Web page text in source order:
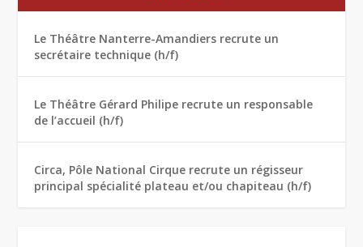
Le Théâtre Nanterre-Amandiers recrute un
secrétaire technique (h/f)
Le Théâtre Gérard Philipe recrute un responsable
de l’accueil (h/f)
Circa, Pôle National Cirque recrute un régisseur
principal spécialité plateau et/ou chapiteau (h/f)